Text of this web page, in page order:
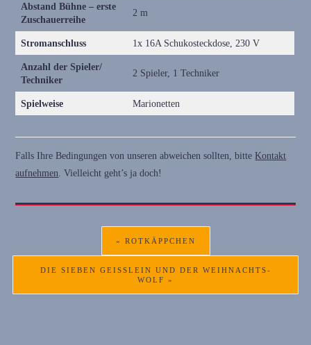
Abstand Bühne – erste
Zuschauerreihe
2 m
Stromanschluss 1x 16A Schukosteckdose, 230 V
Anzahl der Spieler/
Techniker
2 Spieler, 1 Techniker
Spielweise Marionetten
Falls Ihre Bedingungen von unseren abweichen sollten, bitteKontakt
aufnehmen . Vielleicht geht’s ja doch!
« ROTKÄPPCHEN
DIE SIEBEN GEISSLEIN UND DER WEIHNACHTS-W
OLF »